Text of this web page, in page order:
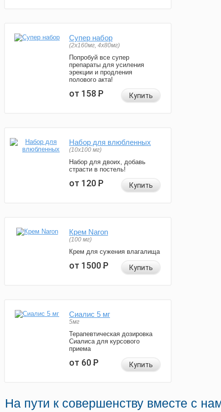
Супер набор
(2х160мг, 4х80мг)
Попробуй все супер
препараты для усиления
эрекции и продления
полового акта!
от 158Р Купить
Набор для влюбленных
(10х100 мг)
Набор для двоих, добавь
страсти в постель!
от 120Р Купить
Крем Naron
(100 мг)
Крем для сужения влагалища
от 1500Р Купить
Сиалис 5 мг
5мг
Терапевтическая дозировка
Сиалиса для курсового
приема
от 60Р Купить
На пути к совершенству вместе с